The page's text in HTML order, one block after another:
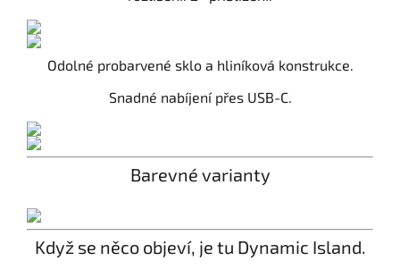
Odolné probarvené sklo a hliníková konstrukce.
Snadné nabíjení přes USB-C.
Barevné varianty
Když se něco objeví, je tu Dynamic Island.